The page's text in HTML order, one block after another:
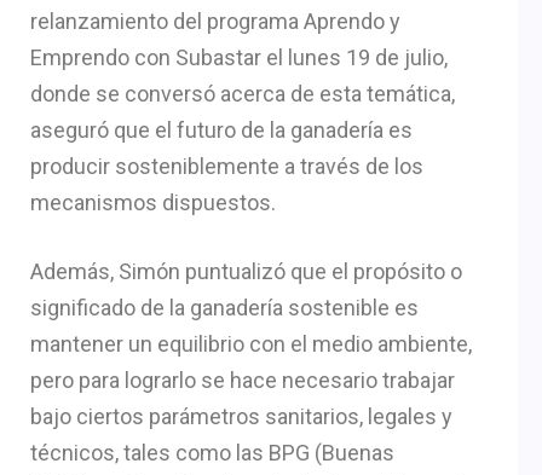
relanzamiento del programa Aprendo y
Emprendo con Subastar el lunes 19 de julio,
donde se conversó acerca de esta temática,
aseguró que el futuro de la ganadería es
producir sosteniblemente a través de los
mecanismos dispuestos.
Además, Simón puntualizó que el propósito o
significado de la ganadería sostenible es
mantener un equilibrio con el medio ambiente,
pero para lograrlo se hace necesario trabajar
bajo ciertos parámetros sanitarios, legales y
técnicos, tales como las BPG (Buenas